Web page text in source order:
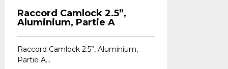
Raccord Camlock 2.5”,
Aluminium, Partie A
Raccord Camlock 2.5”, Aluminium,
Partie A...